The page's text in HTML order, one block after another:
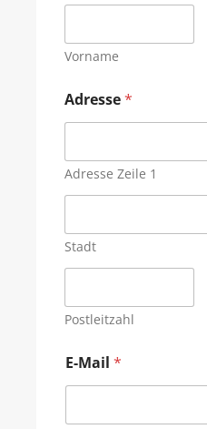
Vorname
Adresse*
Adresse Zeile 1
Stadt
Postleitzahl
E-Mail *